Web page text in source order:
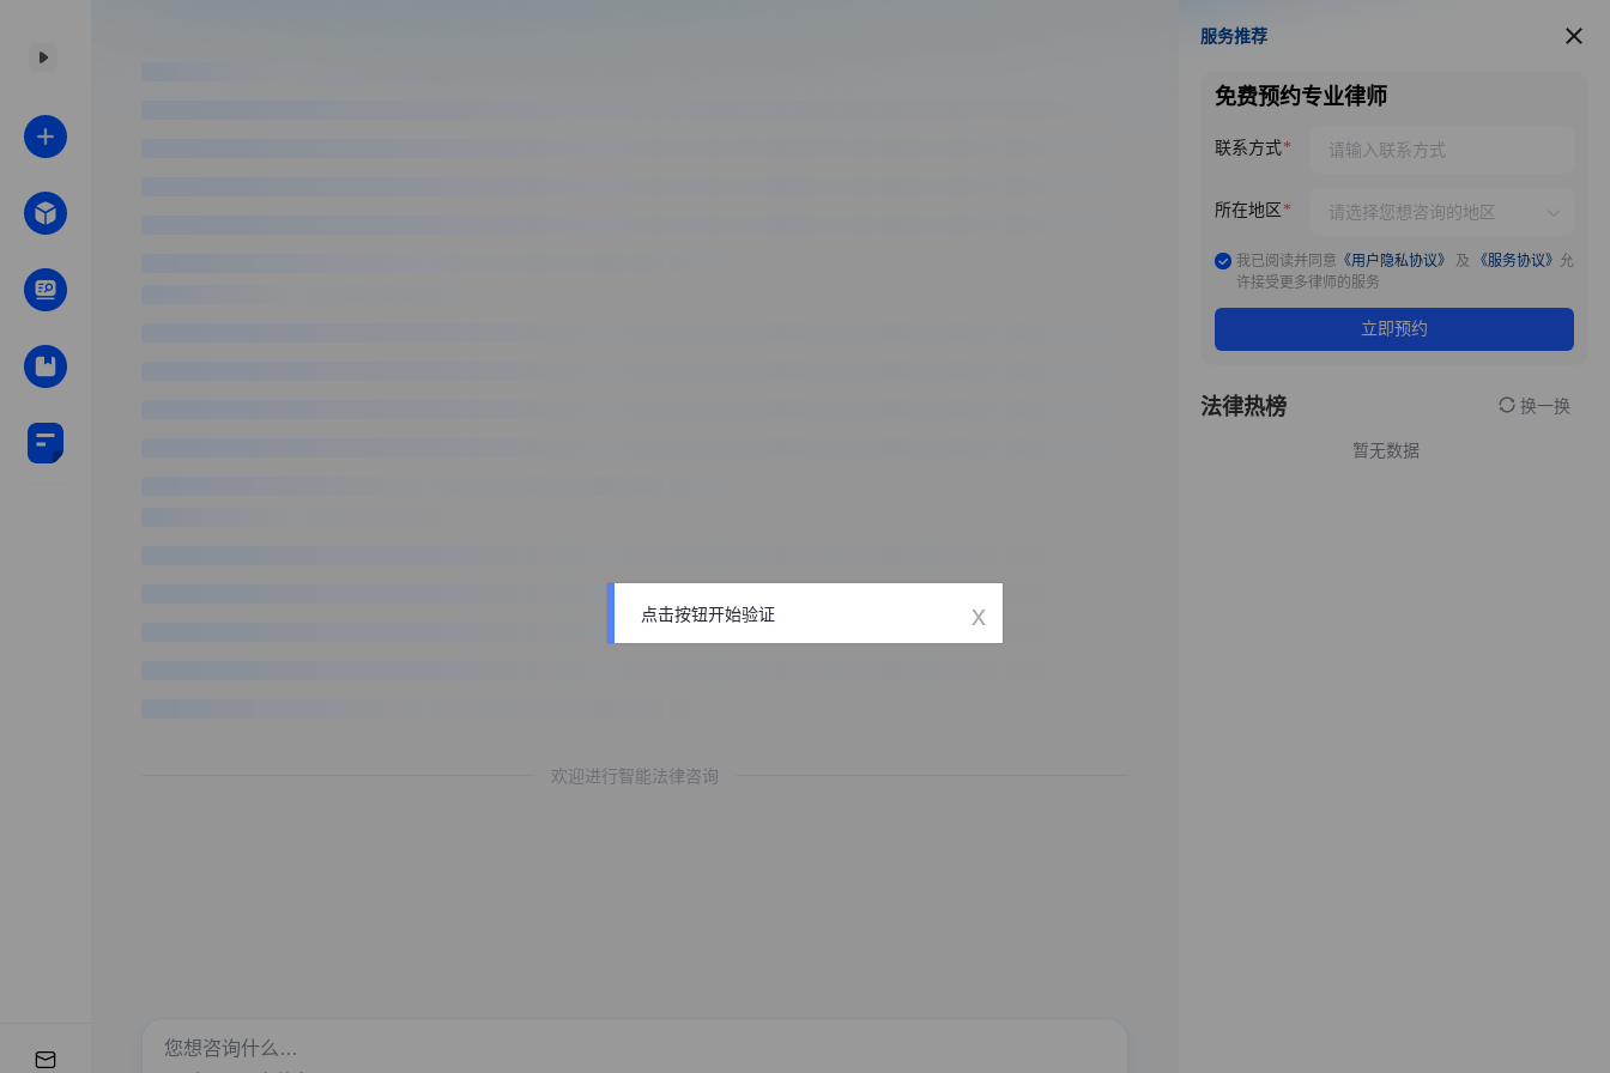
欢迎进行智能法律咨询
服务推荐
服务推荐
免费预约专业律师
联系方式
所在地区
我已阅读并同意 《用户隐私协议》 及 《服务协议》 允
许接受更多律师的服务
立即预约
法律热榜 换一换
暂无数据
点击按钮开始验证 x